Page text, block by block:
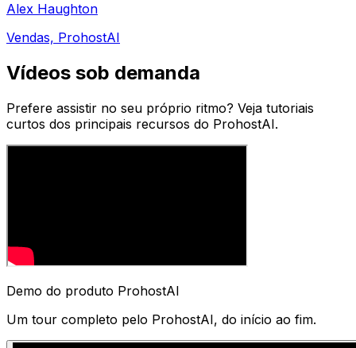
Alex Haughton
Vendas, ProhostAI
Vídeos sob demanda
Prefere assistir no seu próprio ritmo? Veja tutoriais
curtos dos principais recursos do ProhostAI.
Demo do produto ProhostAI
Um tour completo pelo ProhostAI, do início ao fim.